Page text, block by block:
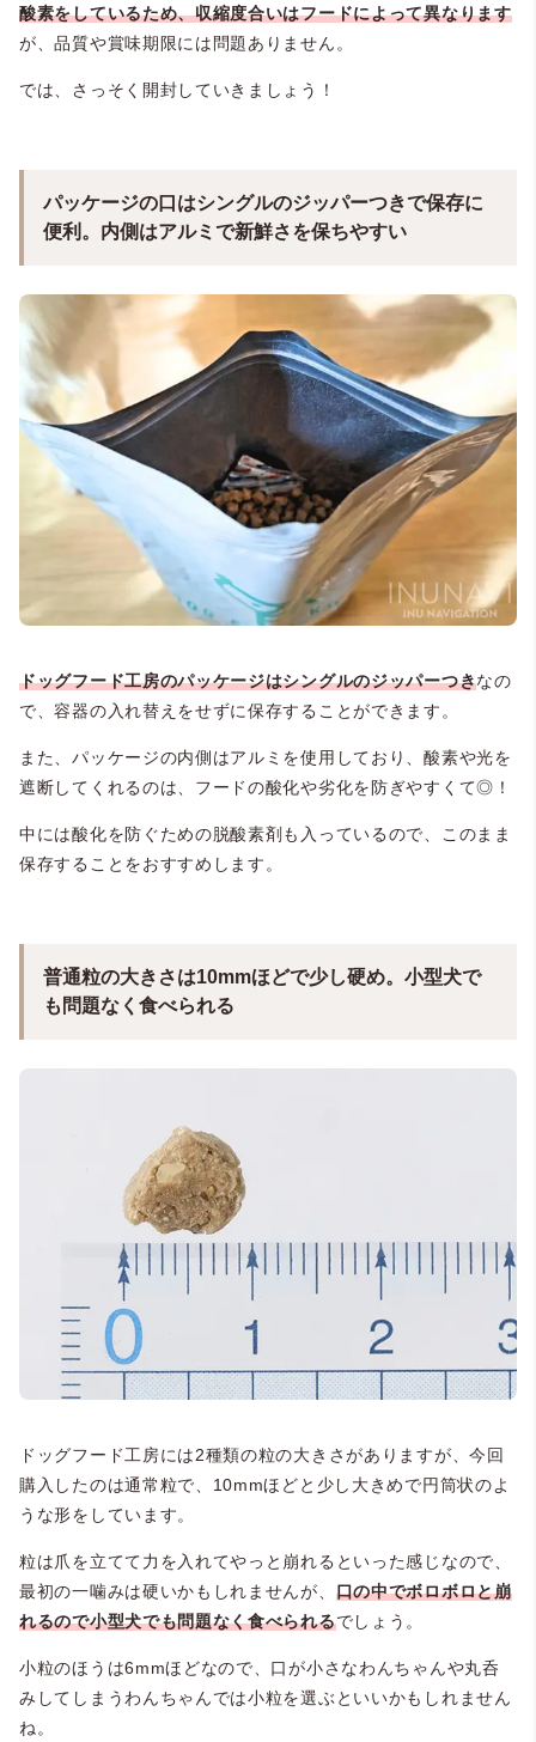
酸素をしているため、収縮度合いはフードによって異なります
が、品質や賞味期限には問題ありません。
では、さっそく開封していきましょう！
パッケージの口はシングルのジッパーつきで保存に
便利。内側はアルミで新鮮さを保ちやすい
ドッグフード工房のパッケージはシングルのジッパーつきなの
で、容器の入れ替えをせずに保存することができます。
また、パッケージの内側はアルミを使用しており、酸素や光を
遮断してくれるのは、フードの酸化や劣化を防ぎやすくて◎！
中には酸化を防ぐための脱酸素剤も入っているので、このまま
保存することをおすすめします。
普通粒の大きさは10mmほどで少し硬め。小型犬で
も問題なく食べられる
ドッグフード工房には2種類の粒の大きさがありますが、今回
購入したのは通常粒で、10mmほどと少し大きめで円筒状のよ
うな形をしています。
粒は爪を立てて力を入れてやっと崩れるといった感じなので、
最初の一噛みは硬いかもしれませんが、 口の中でボロボロと崩
れるので小型犬でも問題なく食べられるでしょう。
小粒のほうは6mmほどなので、口が小さなわんちゃんや丸呑
みしてしまうわんちゃんでは小粒を選ぶといいかもしれません
ね。